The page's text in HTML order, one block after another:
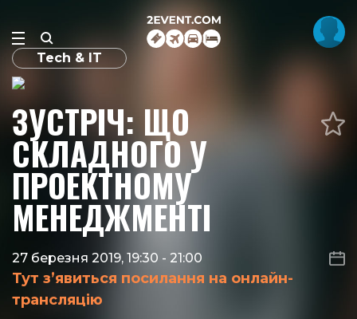
Tech & IT
ЗУСТРІЧ: ЩО
СКЛАДНОГО У
ПРОЕКТНОМУ
МЕНЕДЖМЕНТІ
27 березня 2019, 19:30 - 21:00
Тут з’явиться посилання на онлайн-
трансляцію